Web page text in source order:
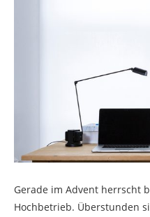
Gerade im Advent herrscht
Hochbetrieb. Überstunden